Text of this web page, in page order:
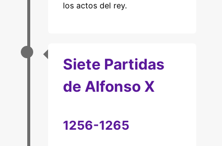
los actos del rey.
Siete Partidas
de Alfonso X
1256-1265